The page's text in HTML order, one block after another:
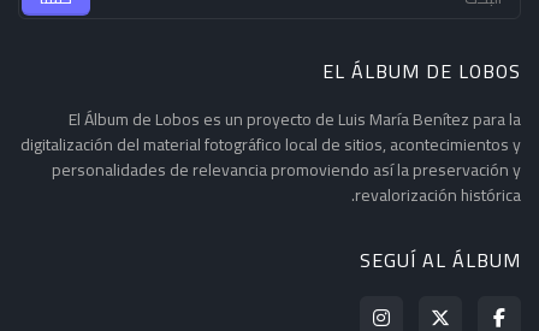
EL ÁLBUM DE LOBOS
El Álbum de Lobos es un proyecto de Luis María Benítez para la
digitalización del material fotográfico local de sitios, acontecimientos y
personalidades de relevancia promoviendo así la preservación y
revalorización histórica.
SEGUÍ AL ÁLBUM